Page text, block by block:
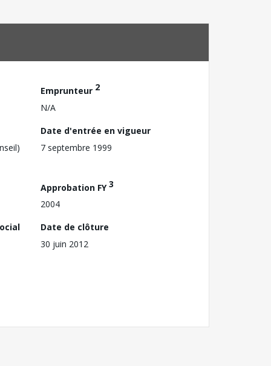
Emprunteur 2
N/A
Date d'entrée en vigueur
7 septembre 1999
Approbation FY3
2004
Date de clôture
30 juin 2012